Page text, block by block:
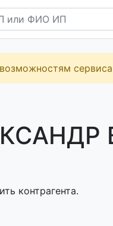
контрагента.